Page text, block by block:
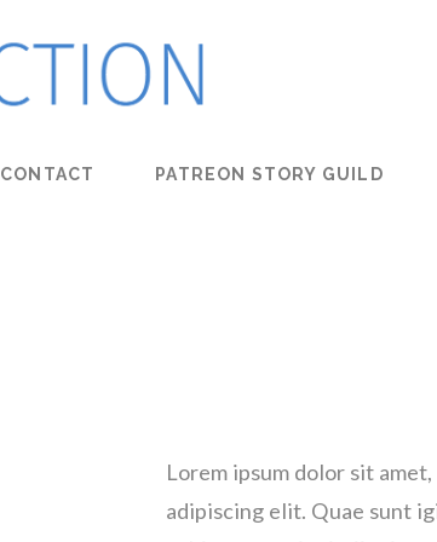
CONTACT PATREON STORY GUILD
Lorem ipsum dolor sit
adipiscing elit. Quae sunt